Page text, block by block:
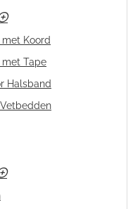
met Koord
met Tape
Halsband